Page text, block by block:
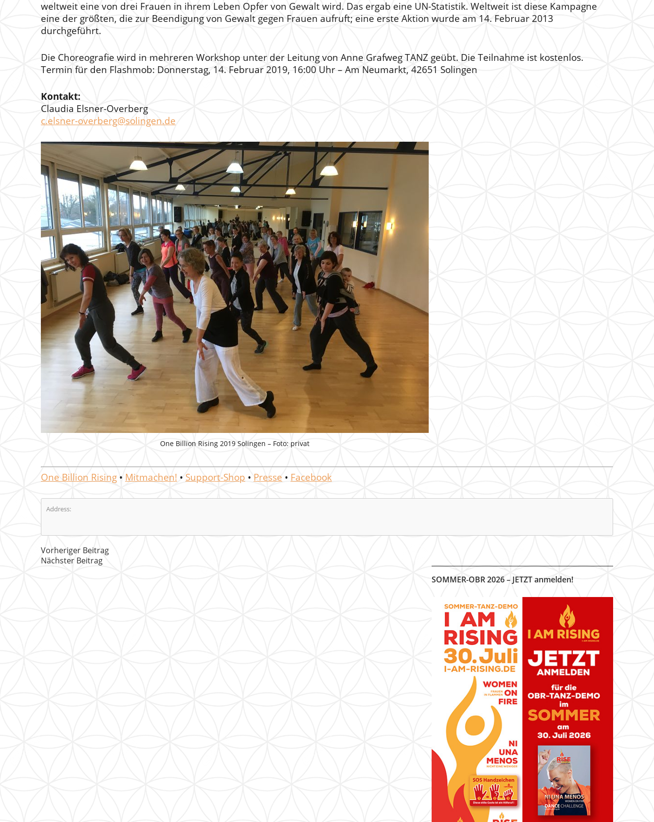
weltweit eine von drei Frauen in ihrem Leben Opfer von Gewalt wird. Das ergab eine UN-Statistik. Weltweit ist diese Kampagne
eine der größten, die zur Beendigung von Gewalt gegen Frauen aufruft; eine erste Aktion wurde am 14. Februar 2013
durchgeführt.
Die Choreografie wird in mehreren Workshop unter der Leitung von Anne Grafweg TANZ geübt. Die Teilnahme ist kostenlos.
Termin für den Flashmob: Donnerstag, 14. Februar 2019, 16:00 Uhr – Am Neumarkt, 42651 Solingen
Kontakt:
Claudia Elsner-Overberg
c.elsner-overberg@solingen.de
One Billion Rising 2019 Solingen – Foto: privat
One Billion Rising • Mitmachen! • Support-Shop • Presse • Facebook
Address:
Vorheriger Beitrag
Nächster Beitrag
SOMMER-OBR 2026 – JETZT anmelden!